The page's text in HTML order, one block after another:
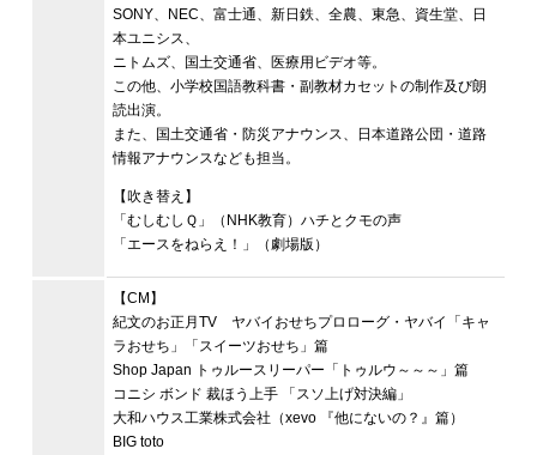
SONY、NEC、富士通、新日鉄、全農、東急、資生堂、日
本ユニシス、
ニトムズ、国土交通省、医療用ビデオ等。
この他、小学校国語教科書・副教材カセットの制作及び朗
読出演。
また、国土交通省・防災アナウンス、日本道路公団・道路
情報アナウンスなども担当。
【吹き替え】
「むしむしＱ」（NHK教育）ハチとクモの声
「エースをねらえ！」（劇場版）
【CM】
紀文のお正月TV ヤバイおせちプロローグ・ヤバイ「キャ
ラおせち」「スイーツおせち」篇
Shop Japan トゥルースリーパー「トゥルウ～～～」篇
コニシ ボンド 裁ほう上手 「スソ上げ対決編」
大和ハウス工業株式会社（xevo 『他にないの？』篇）
BIG toto